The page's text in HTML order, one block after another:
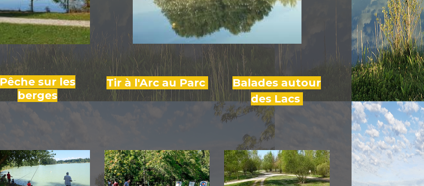
Pêche sur les
berges
Tir à l'Arc au Parc
Balades autour
des Lacs